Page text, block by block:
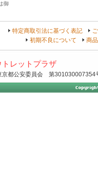
御
特定商取引法に基づく表記
初期不良について
商
レットプラザ
都公安委員会 第301030007354